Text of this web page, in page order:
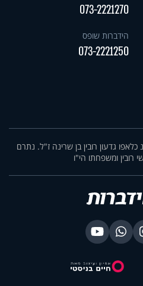
073-2221270
הידברות שופס
073-2221250
גדעון רובין בן שרינה ז"ל. נתרם
רובין ומשפחתו הי"ו